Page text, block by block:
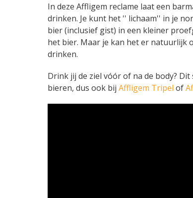
In deze Affligem reclame laat een
drinken. Je kunt het '' lichaam'' in je
bier (inclusief gist) in een kleiner
het bier. Maar je kan het er natuurlijk
drinken.
Drink jij de ziel vóór of na de body?
bieren, dus ook bij Affligem Tripel of